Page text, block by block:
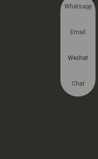
Whatsapp
Email
Wechat
Chat